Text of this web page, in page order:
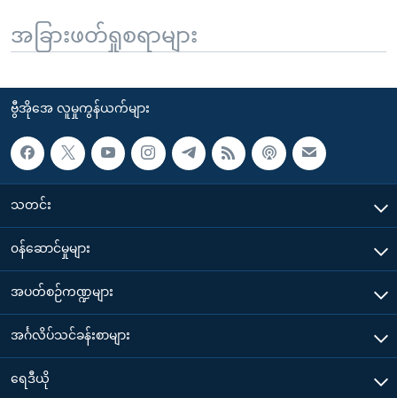
အခြားဖတ်ရှုစရာများ
ဗွီအိုအေ လူမှုကွန်ယက်များ
သတင်း
၀န်ဆောင်မှုများ
အပတ်စဉ်ကဏ္ဍများ
အင်္ဂလိပ်သင်ခန်းစာများ
ရေဒီယို